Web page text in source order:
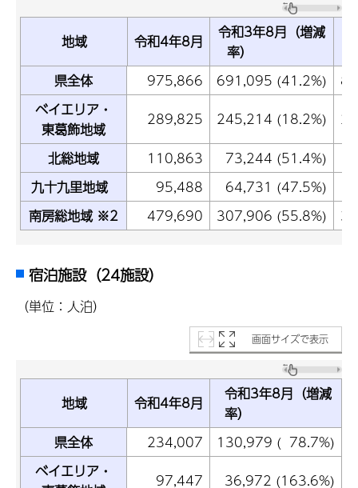
地域 令和4年8月
令和3年8月（増減
率）
県全体
975,866 691,095 (41.2%)
ベイエリア・
東葛飾地域
289,825 245,214 (18.2%)
北総地域
110,863 73,244 (51.4%)
九十九里地域
95,488 64,731 (47.5%)
南房総地域 ※2
479,690 307,906 (55.8%)
宿泊施設（24施設）
（単位：人泊）
画面サイズで表示
地域 令和4年8月
令和3年8月（増減
率）
県全体 234,007 130,979 ( 78.7%)
ベイエリア・
97,447 36,972 (163.6%)